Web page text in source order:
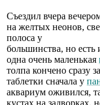
Съездил вчера
на желтых неонов,
полоса у
большинства, но
одна очень маленькая
толпа кончено сразу
таблетки сначала у
аквариум оживился,
кустах на задворках,